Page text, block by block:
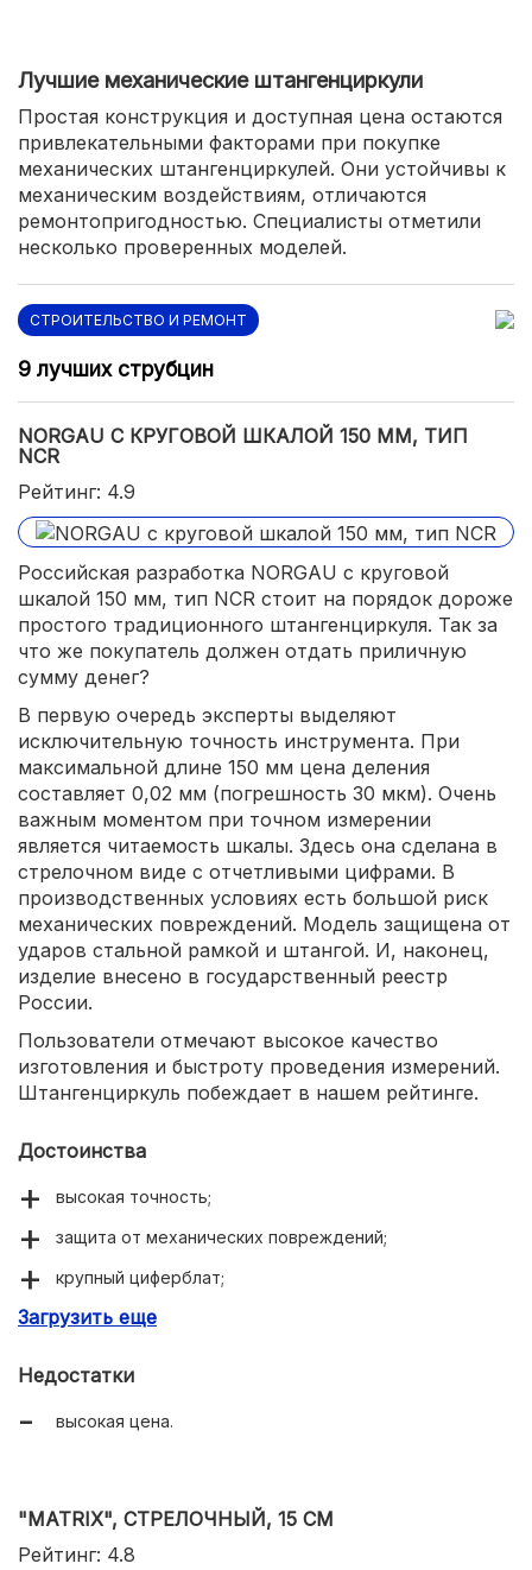
Лучшие механические штангенциркули
Простая конструкция и доступная цена остаются
привлекательными факторами при покупке
механических штангенциркулей. Они устойчивы к
механическим воздействиям, отличаются
ремонтопригодностью. Специалисты отметили
несколько проверенных моделей.
СТРОИТЕЛЬСТВО И РЕМОНТ
9 лучших струбцин
NORGAU С КРУГОВОЙ ШКАЛОЙ 150 ММ, ТИП
NCR
Рейтинг: 4.9
Российская разработка NORGAU с круговой
шкалой 150 мм, тип NCR стоит на порядок дороже
простого традиционного штангенциркуля. Так за
что же покупатель должен отдать приличную
сумму денег?
В первую очередь эксперты выделяют
исключительную точность инструмента. При
максимальной длине 150 мм цена деления
составляет 0,02 мм (погрешность 30 мкм). Очень
важным моментом при точном измерении
является читаемость шкалы. Здесь она сделана в
стрелочном виде с отчетливыми цифрами. В
производственных условиях есть большой риск
механических повреждений. Модель защищена от
ударов стальной рамкой и штангой. И, наконец,
изделие внесено в государственный реестр
России.
Пользователи отмечают высокое качество
изготовления и быстроту проведения измерений.
Штангенциркуль побеждает в нашем рейтинге.
Достоинства
высокая точность;
защита от механических повреждений;
крупный циферблат;
внесен в госреестр.
Загрузить еще
Недостатки
высокая цена.
"MATRIX", СТРЕЛОЧНЫЙ, 15 СМ
Рейтинг: 4.8